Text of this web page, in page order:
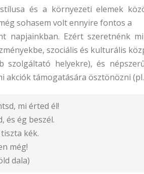
és a környezeti elemek
sohasem volt ennyire fontos a
napjainkban. Ezért szeretnénk
szociális és kulturális
szolgáltató helyekre), és
akciók támogatására ösztönözni
mi érted él!
és ég beszél.
kék.
még!
dala)